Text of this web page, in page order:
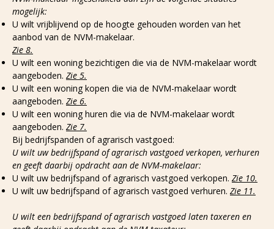
mogelijk:
U wilt vrijblijvend op de hoogte gehouden worden van het
aanbod van de NVM-makelaar.
Zie 8.
U wilt een woning bezichtigen die via de NVM-makelaar wordt
aangeboden. Zie 5.
U wilt een woning kopen die via de NVM-makelaar wordt
aangeboden. Zie 6.
U wilt een woning huren die via de NVM-makelaar wordt
aangeboden. Zie 7.
Bij bedrijfspanden of agrarisch vastgoed:
U wilt uw bedrijfspand of agrarisch vastgoed verkopen, verhuren
en geeft daarbij opdracht aan de NVM-makelaar:
U wilt uw bedrijfspand of agrarisch vastgoed verkopen. Zie 10.
U wilt uw bedrijfspand of agrarisch vastgoed verhuren. Zie 11.
U wilt een bedrijfspand of agrarisch vastgoed laten taxeren en